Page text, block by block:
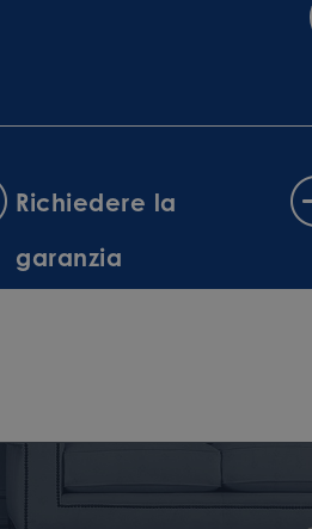
Richiedere la
garanzia